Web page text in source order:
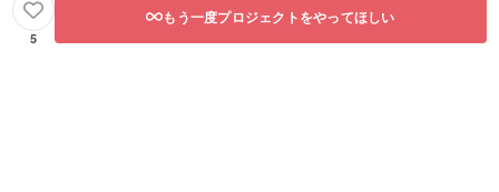
ます。外国人を支援する方
もいます。しかし、こうし
5
もう一度プロジェクトをやってほしい